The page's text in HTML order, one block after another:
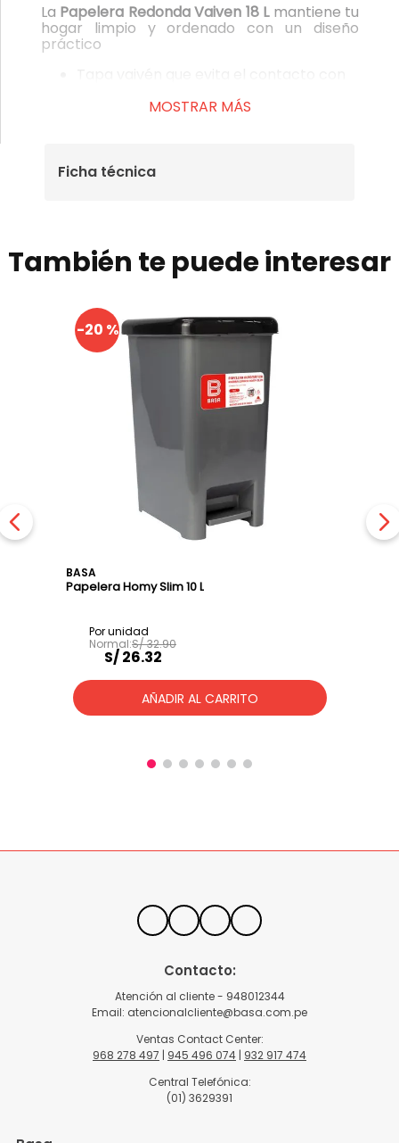
La Papelera Redonda Vaiven 18 Lmantiene tu
hogar limpio y ordenado con un diseño
práctico
Diseño resistente para uso prolongado
Capacidad:
MOSTRAR MÁS
Ficha técnica
También te puede interesar
-20 %
BASA
Papelera Homy Slim 10 L
S/32.90
S/26.32
Contacto:
Atención al cliente - 948012344
Email: atencionalcliente@basa.com.pe
Ventas Contact Center:
968 278 497 | 945 496 074 | 932 917 474
Central Telefónica:
(01) 3629391